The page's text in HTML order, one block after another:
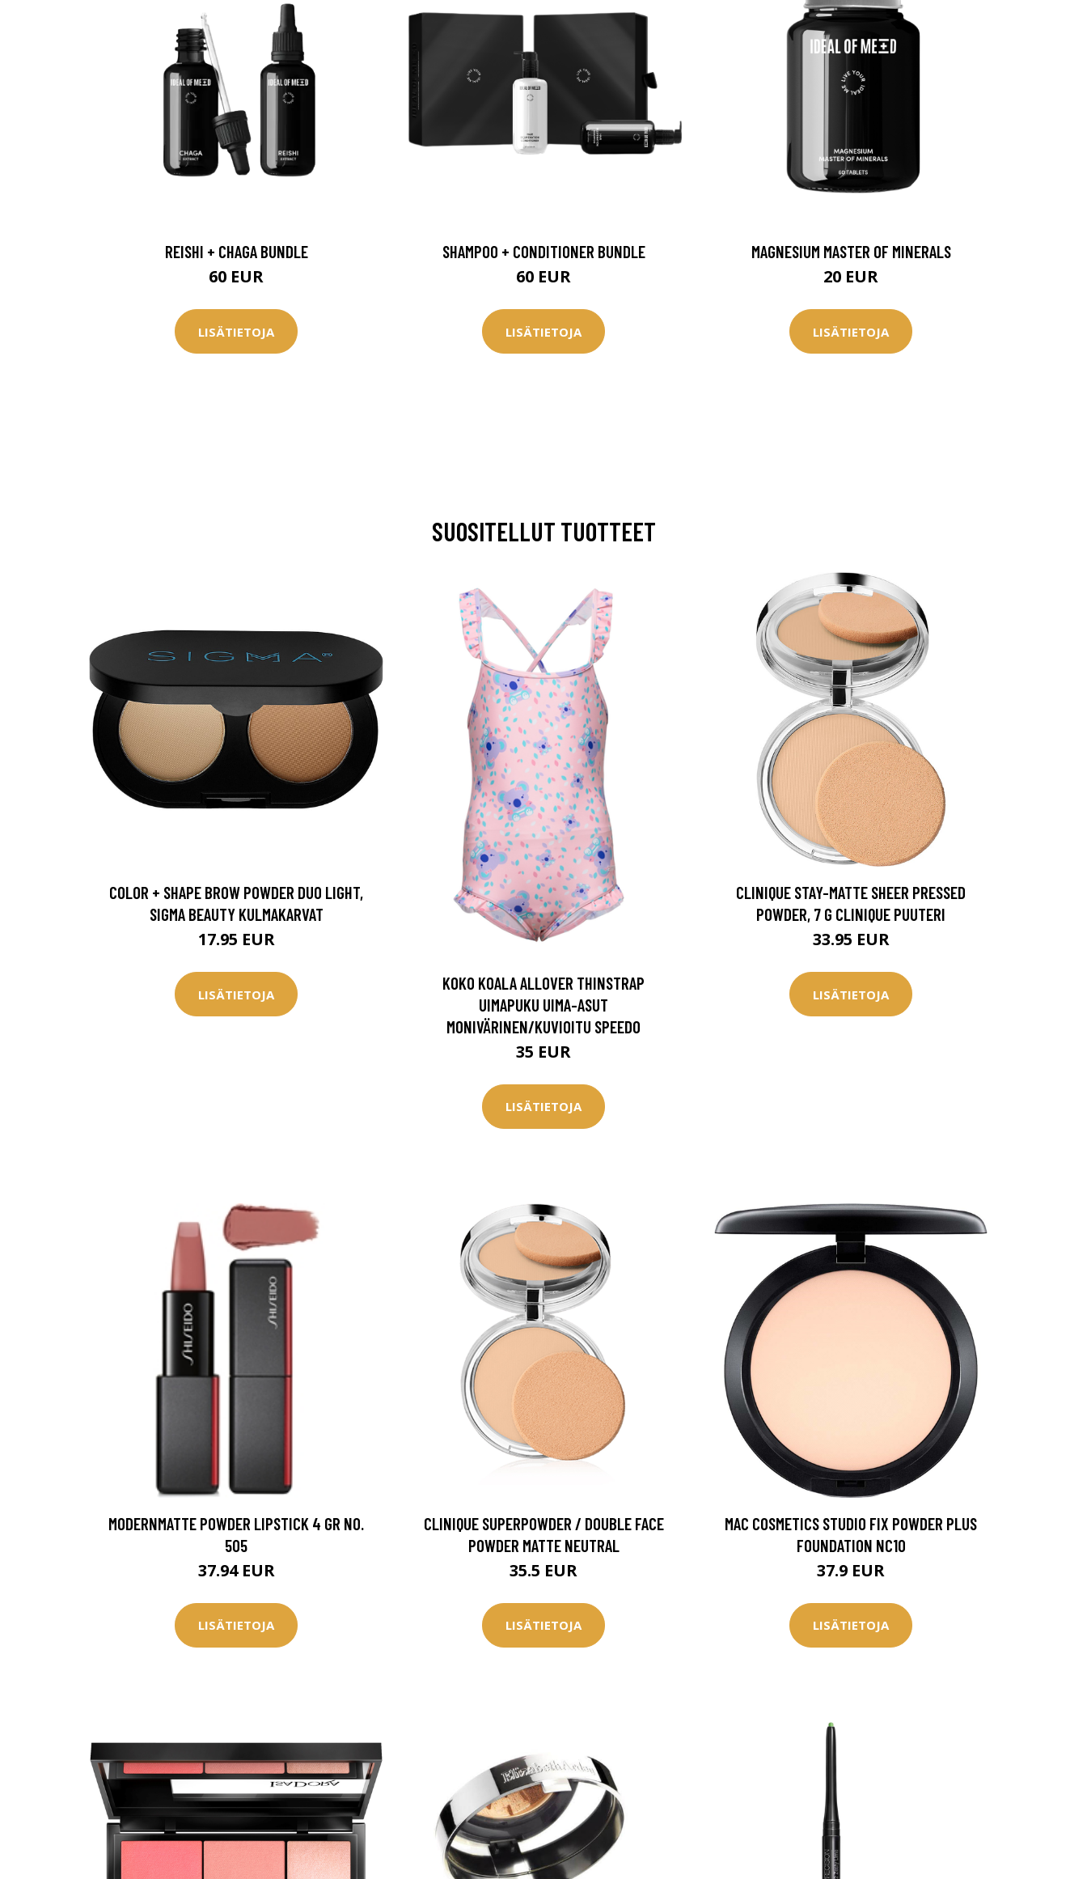
REISHI + CHAGA BUNDLE
60 EUR
LISÄTIETOJA
SHAMPOO + CONDITIONER BUNDLE
60 EUR
LISÄTIETOJA
MAGNESIUM MASTER OF MINERALS
20 EUR
LISÄTIETOJA
SUOSITELLUT TUOTTEET
COLOR + SHAPE BROW POWDER DUO LIGHT,
SIGMA BEAUTY KULMAKARVAT
17.95 EUR
LISÄTIETOJA
KOKO KOALA ALLOVER THINSTRAP
UIMAPUKU UIMA-ASUT
MONIVÄRINEN/KUVIOITU SPEEDO
35 EUR
LISÄTIETOJA
CLINIQUE STAY-MATTE SHEER PRESSED
POWDER, 7 G CLINIQUE PUUTERI
33.95 EUR
LISÄTIETOJA
MODERNMATTE POWDER LIPSTICK 4 GR NO.
505
37.94 EUR
LISÄTIETOJA
CLINIQUE SUPERPOWDER / DOUBLE FACE
POWDER MATTE NEUTRAL
35.5 EUR
LISÄTIETOJA
MAC COSMETICS STUDIO FIX POWDER PLUS
FOUNDATION NC10
37.9 EUR
LISÄTIETOJA
Erikoistarjous
Sponsoriltamme
IdealofMeD Kauppa
Kaikki IdealofMeDin tuotteet -20 %!
Saat myös -200 € toimenpiteistä, kunvaraat
KATSO TARJOUS